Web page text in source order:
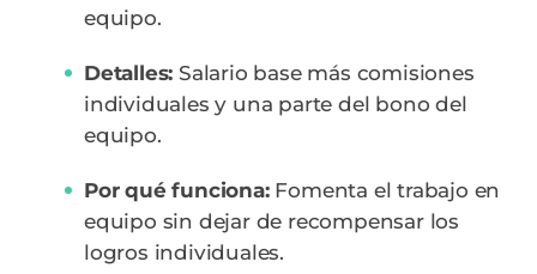
equipo.
Detalles: Salario base más comisiones
individuales y una parte del bono del
equipo.
Por qué funciona:Fomenta el trabajo en
equipo sin dejar de recompensar los
logros individuales.